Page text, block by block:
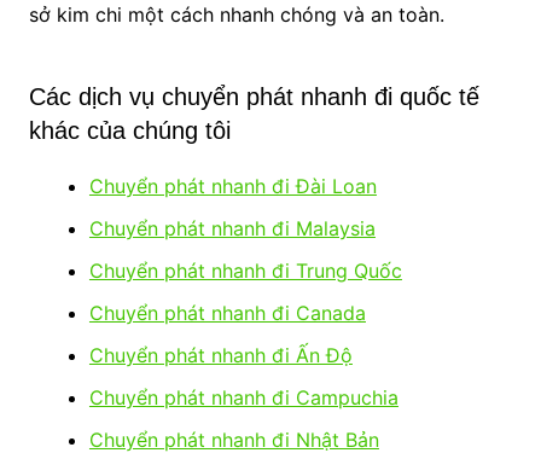
sở kim chi một cách nhanh chóng và an toàn.
Các dịch vụ chuyển phát nhanh đi quốc tế
khác của chúng tôi
Chuyển phát nhanh đi Đài Loan
Chuyển phát nhanh đi Malaysia
Chuyển phát nhanh đi Trung Quốc
Chuyển phát nhanh đi Canada
Chuyển phát nhanh đi Ấn Độ
Chuyển phát nhanh đi Campuchia
Chuyển phát nhanh đi Nhật Bản